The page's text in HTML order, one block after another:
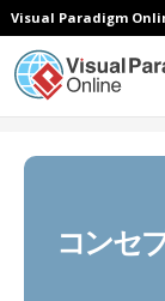
Visual Paradigm
コンセ